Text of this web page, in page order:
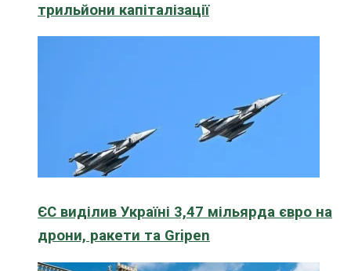
трильйони капіталізації
ЄС виділив Україні 3,47 мільярда євро на
дрони, ракети та Gripen